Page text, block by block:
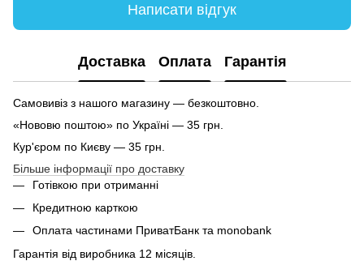
Написати відгук
Доставка Оплата Гарантія
Самовивіз з нашого магазину — безкоштовно.
«Нововю поштою» по Україні — 35 грн.
Кур'єром по Києву — 35 грн.
Більше інформації про доставку
Готівкою при отриманні
Кредитною карткою
Оплата частинами ПриватБанк та monobank
Гарантія від виробника 12 місяців.